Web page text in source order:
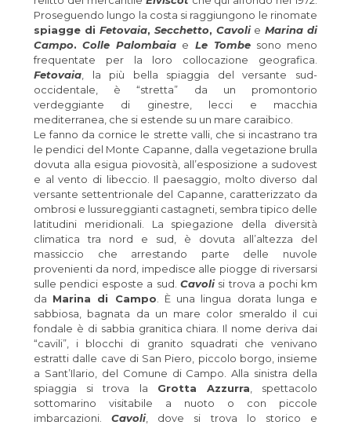
Proseguendo lungo la costa si raggiungono le rinomate
spiagge di Fetovaia, Secchetto, Cavolie Marina di
Campo. Colle Palombaia e Le Tombesono meno
frequentate per la loro collocazione geografica.
Fetovaia , la più bella spiaggia del versante sud-
occidentale, è “stretta” da un promontorio
verdeggiante di ginestre, lecci e macchia
mediterranea, che si estende su un mare caraibico.
Le fanno da cornice le strette valli, che si incastrano tra
le pendici del Monte Capanne, dalla vegetazione brulla
dovuta alla esigua piovosità, all’esposizione a sudovest
e al vento di libeccio. Il paesaggio, molto diverso dal
versante settentrionale del Capanne, caratterizzato da
ombrosi e lussureggianti castagneti, sembra tipico delle
latitudini meridionali. La spiegazione della diversità
climatica tra nord e sud, è dovuta all’altezza del
massiccio che arrestando parte delle nuvole
provenienti da nord, impedisce alle piogge di riversarsi
sulle pendici esposte a sud. Cavolisi trova a pochi km
da Marina di Campo . È una lingua dorata lunga e
sabbiosa, bagnata da un mare color smeraldo il cui
fondale è di sabbia granitica chiara. Il nome deriva dai
“cavili”, i blocchi di granito squadrati che venivano
estratti dalle cave di San Piero, piccolo borgo, insieme
a Sant’Ilario, del Comune di Campo. Alla sinistra della
spiaggia si trova la Grotta Azzurra , spettacolo
sottomarino visitabile a nuoto o con piccole
imbarcazioni.Cavoli, dove si trova lo storico e